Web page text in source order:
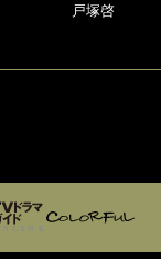
戸塚啓